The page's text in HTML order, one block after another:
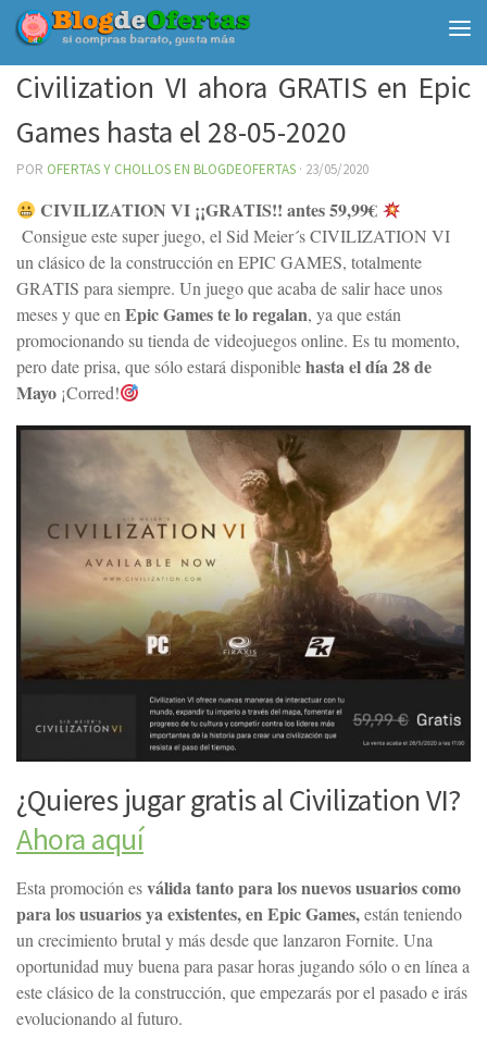
Debajo del contenido
Civilization VI ahora GRATIS en Epic
Games hasta el 28-05-2020
POR OFERTAS Y CHOLLOS EN BLOGDEOFERTAS · 23/05/2020
CIVILIZATION VI ¡¡GRATIS!! antes 59,99€
Consigue este super juego, el Sid Meier´s CIVILIZATION VI
un clásico de la construcción en EPIC GAMES, totalmente
GRATIS para siempre. Un juego que acaba de salir hace unos
meses y que en Epic Games te lo regalan, ya que están
promocionando su tienda de videojuegos online. Es tu momento,
pero date prisa, que sólo estará disponiblehasta el día 28 de
Mayo ¡Corred!
¿Quieres jugar gratis al Civilization VI?
Ahora aquí
Esta promoción esválida tanto para los nuevos usuarios como
para los usuarios ya existentes, en Epic Games,están teniendo
un crecimiento brutal y más desde que lanzaron Fornite. Una
oportunidad muy buena para pasar horas jugando sólo o en línea a
este clásico de la construcción, que empezarás por el pasado e irás
evolucionando al futuro.